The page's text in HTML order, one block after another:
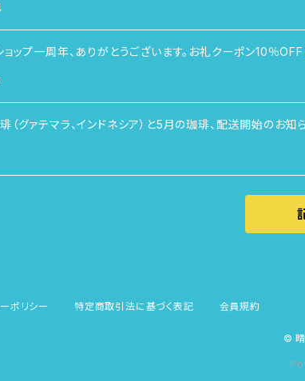
ョップ一周年、ありがとうございます。お礼クーポン10％
（グァテマラ、インドネシア）と5月の珈琲、配送開始のお知
ポリシー 特定商取引法に基づく表記 会員規約
©